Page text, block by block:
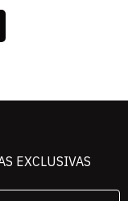
EXCLUSIVAS